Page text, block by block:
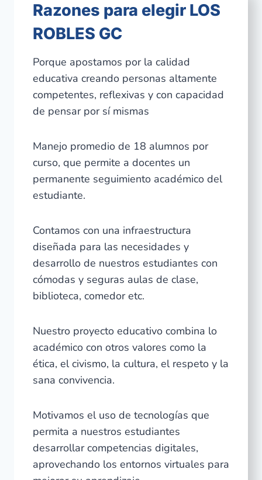
Razones para elegir LOS
ROBLES GC
Porque apostamos por la calidad
educativa creando personas altamente
competentes, reflexivas y con capacidad
de pensar por sí mismas
Manejo promedio de 18 alumnos por
curso, que permite a docentes un
permanente seguimiento académico del
estudiante.
Contamos con una infraestructura
diseñada para las necesidades y
desarrollo de nuestros estudiantes con
cómodas y seguras aulas de clase,
biblioteca, comedor etc.
Nuestro proyecto educativo combina lo
académico con otros valores como la
ética, el civismo, la cultura, el respeto y la
sana convivencia.
Motivamos el uso de tecnologías que
permita a nuestros estudiantes
desarrollar competencias digitales,
aprovechando los entornos virtuales para